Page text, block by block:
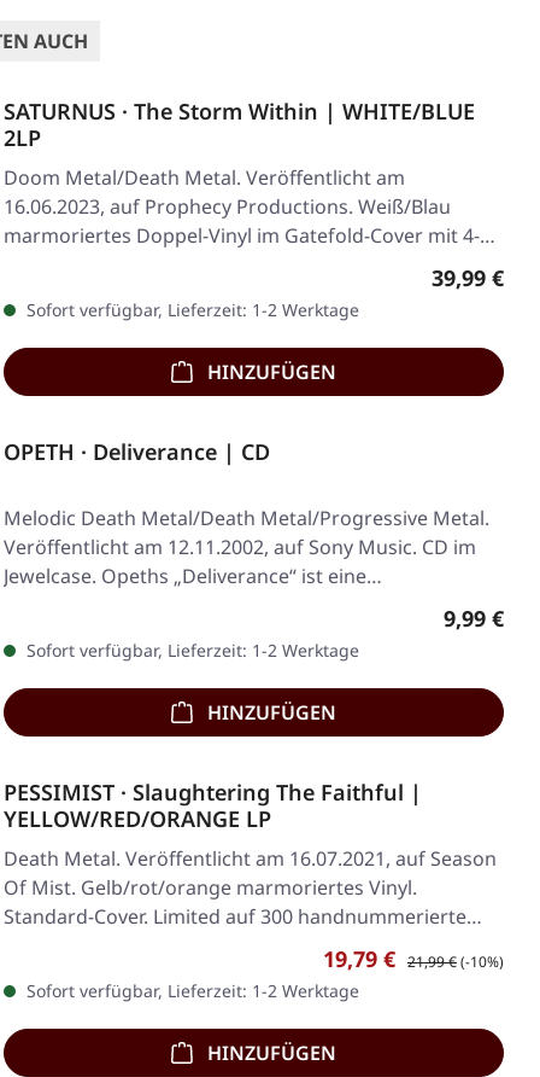
AUCH
SATURNUS · The Storm Within | WHITE/BLUE
2LP
Doom Metal/Death Metal. Veröffentlicht am
16.06.2023, auf Prophecy Productions. Weiß/Blau
marmoriertes Doppel-Vinyl im Gatefold-Cover mit 4-
Regulärer
39,99 €
Sofort verfügbar, Lieferzeit: 1-2 Werktage
HINZUFÜGEN
OPETH · Deliverance | CD
Melodic Death Metal/Death Metal/Progressive Metal.
Veröffentlicht am 12.11.2002, auf Sony Music. CD im
Jewelcase. Opeths „Deliverance“ ist eine…
9,99 €
Sofort verfügbar, Lieferzeit: 1-2 Werktage
HINZUFÜGEN
PESSIMIST · Slaughtering The Faithful |
YELLOW/RED/ORANGE LP
Death Metal. Veröffentlicht am 16.07.2021, auf Season
Of Mist. Gelb/rot/orange marmoriertes Vinyl.
Standard-Cover. Limited auf 300 handnummerierte…
Verkaufspreis:
19,79 € Regulärer Preis:
21,99 €(-10%)
Sofort verfügbar, Lieferzeit: 1-2 Werktage
HINZUFÜGEN